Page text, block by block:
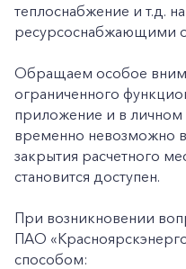
теплоснабжение и т.д.
ресурсоснабжающими
Обращаем особое
ограниченного
приложение и в личном
временно невозможно
закрытия расчетного
становится доступен.
При возникновении
ПАО
способом: